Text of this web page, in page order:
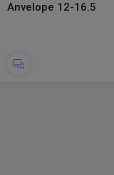
Anvelope 12-16.5